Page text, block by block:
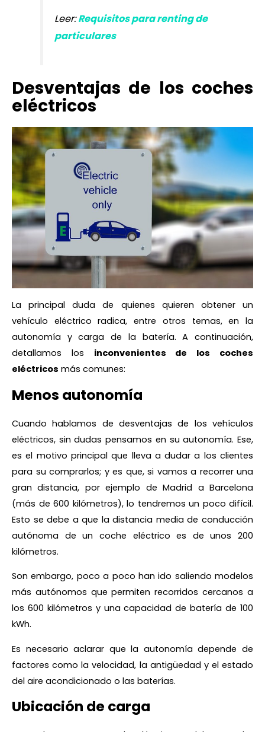
Leer:Requisitos para renting de
particulares
Desventajas de los coches
eléctricos
La principal duda de quienes quieren obtener un
vehículo eléctrico radica, entre otros temas, en la
autonomía y carga de la batería. A continuación,
detallamos los inconvenientes de los coches
eléctricos más comunes:
Menos autonomía
Cuando hablamos de desventajas de los vehículos
eléctricos, sin dudas pensamos en su autonomía. Ese,
es el motivo principal que lleva a dudar a los clientes
para su comprarlos; y es que, si vamos a recorrer una
gran distancia, por ejemplo de Madrid a Barcelona
(más de 600 kilómetros), lo tendremos un poco difícil.
Esto se debe a que la distancia media de conducción
autónoma de un coche eléctrico es de unos 200
kilómetros.
Son embargo, poco a poco han ido saliendo modelos
más autónomos que permiten recorridos cercanos a
los 600 kilómetros y una capacidad de batería de 100
kWh.
Es necesario aclarar que la autonomía depende de
factores como la velocidad, la antigüedad y el estado
del aire acondicionado o las baterías.
Ubicación de carga